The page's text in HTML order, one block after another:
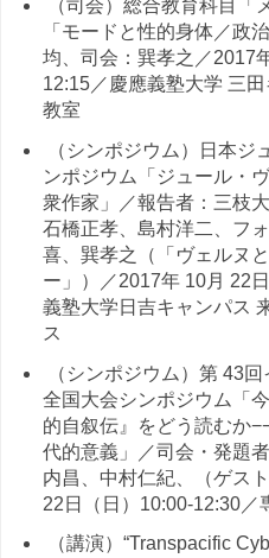
（司会）総合教育科目「
「モードと性的身体／政
均、司会：巽孝之／2017
12:15／慶應義塾大学 三
教室
（シンポジウム）日本ジ
ンポジウム「ジュール・
衆作家」／報告者：三枝
石橋正孝、島村洋二、フ
喜、巽孝之（「ヴェルヌ
ー」）／2017年 10月 22
義塾大学日吉キャンパス
ス
（シンポジウム）第 43
全国大会シンポジウム「
的自叙伝』をどう読むか
代的意義」／司会・発題
内昌、中村仁紀、（ゲス
22日（日）10:00-12:30／
（講演）“Transpacific